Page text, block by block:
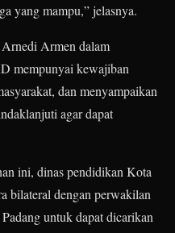
yang mampu,” jelasnya.
Armen dalam
mempunyai kewajiban
dan menyampaikan
agar dapat
ini, dinas pendidikan Kota
bilateral dengan perwakilan
untuk dapat dicarikan